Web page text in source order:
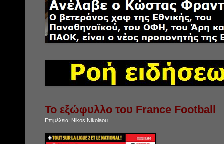
Το εξώφυλλο του France Football
Επιμέλεια: Nikos Nikolaou